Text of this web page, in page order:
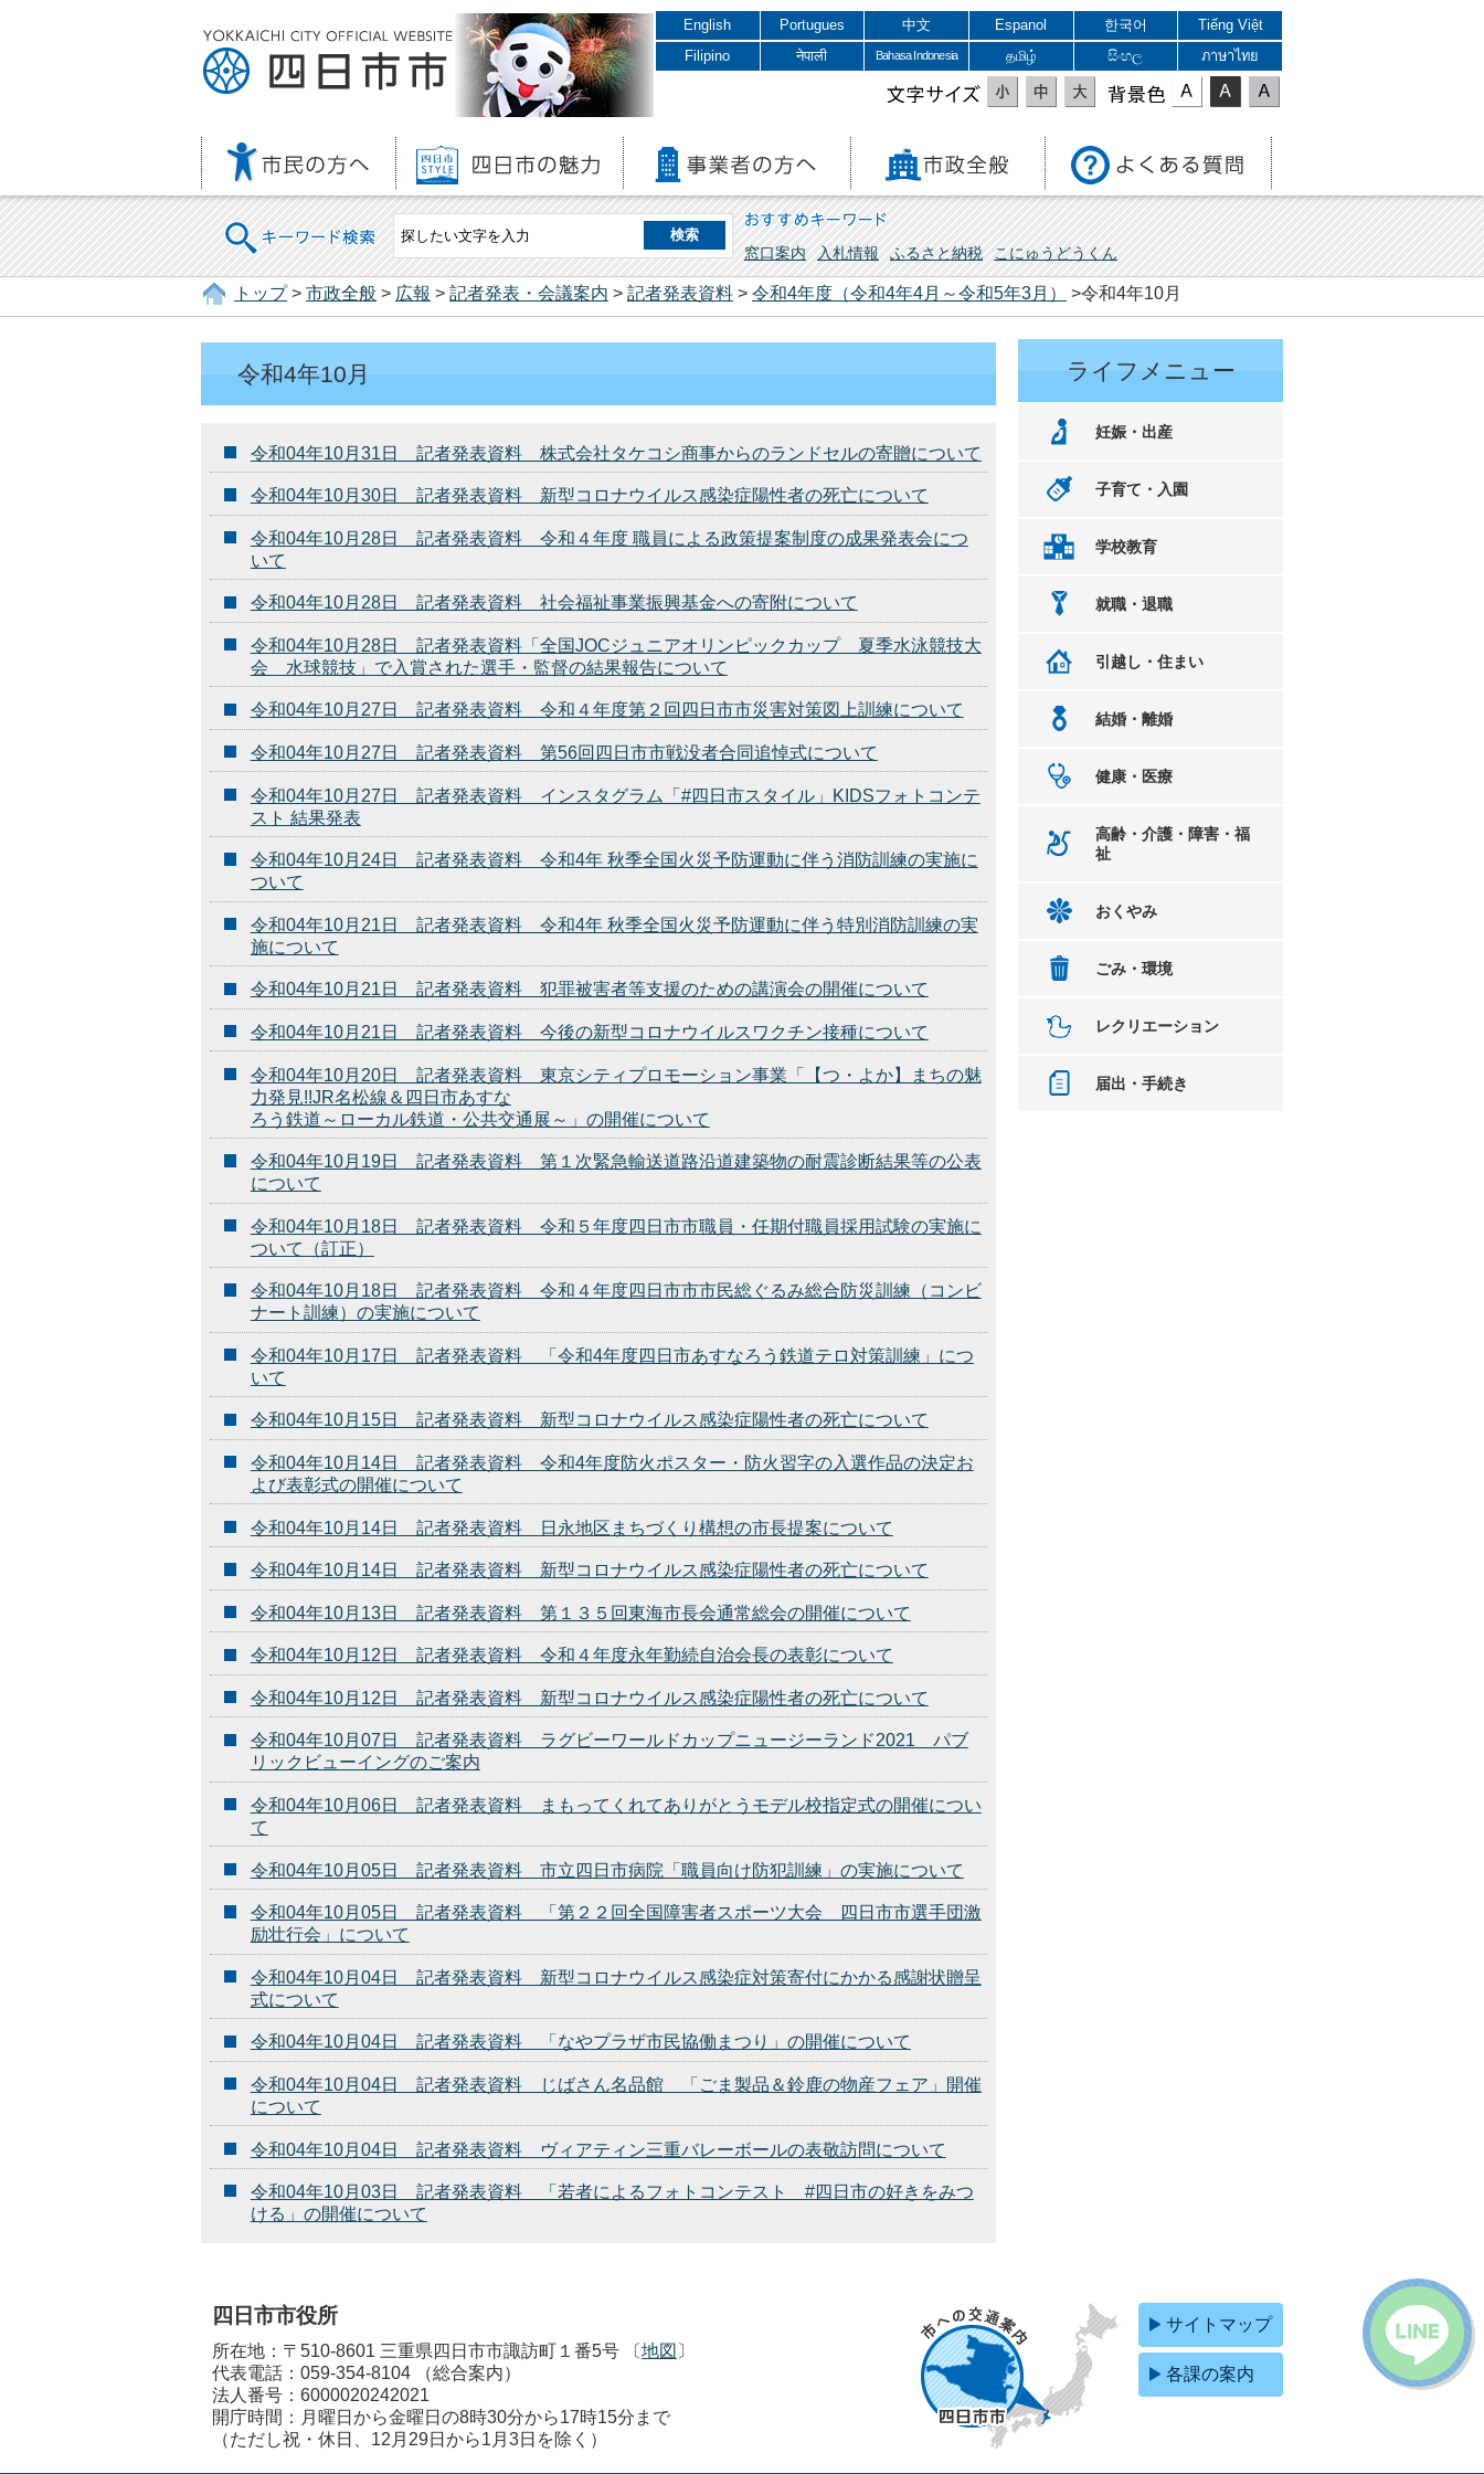
English Portugues 中文 Espanol 한국어
Tiếng Việt
Filipino
नेपाली Bahasa Indonesia தமிழ் සිංහල ภาษาไทย
文字サイズ 表示色
キーワード検索 おすすめキーワード
窓口案内 入札情報 ふるさと納税 こにゅうどうくん
トップ> 市政全般 > 広報 > 記者発表・会議案内 > 記者発表資料 > 令和4年度（令和4年4月～令和5年3月） >令和4年10月
令和4年10月
令和04年10月31日 記者発表資料 株式会社タケコシ商事からのランドセルの寄贈について
令和04年10月30日 記者発表資料 新型コロナウイルス感染症陽性者の死亡について
令和04年10月28日 記者発表資料 令和４年度 職員による政策提案制度の成果発表会につ
いて
令和04年10月28日 記者発表資料 社会福祉事業振興基金への寄附について
令和04年10月28日 記者発表資料「全国JOCジュニアオリンピックカップ 夏季水泳競技大
会 水球競技」で入賞された選手・監督の結果報告について
令和04年10月27日 記者発表資料 令和４年度第２回四日市市災害対策図上訓練について
令和04年10月27日 記者発表資料 第56回四日市市戦没者合同追悼式について
令和04年10月27日 記者発表資料 インスタグラム「#四日市スタイル」KIDSフォトコンテ
スト 結果発表
令和04年10月24日 記者発表資料 令和4年 秋季全国火災予防運動に伴う消防訓練の実施に
ついて
令和04年10月21日 記者発表資料 令和4年 秋季全国火災予防運動に伴う特別消防訓練の実
施について
令和04年10月21日 記者発表資料 犯罪被害者等支援のための講演会の開催について
令和04年10月21日 記者発表資料 今後の新型コロナウイルスワクチン接種について
令和04年10月20日 記者発表資料 東京シティプロモーション事業「【つ・よか】まちの魅
力発見!!JR名松線＆四日市あすな
ろう鉄道～ローカル鉄道・公共交通展～」の開催について
令和04年10月19日 記者発表資料 第１次緊急輸送道路沿道建築物の耐震診断結果等の公表
について
令和04年10月18日 記者発表資料 令和５年度四日市市職員・任期付職員採用試験の実施に
ついて（訂正）
令和04年10月18日 記者発表資料 令和４年度四日市市市民総ぐるみ総合防災訓練（コンビ
ナート訓練）の実施について
令和04年10月17日 記者発表資料 「令和4年度四日市あすなろう鉄道テロ対策訓練」につ
いて
令和04年10月15日 記者発表資料 新型コロナウイルス感染症陽性者の死亡について
令和04年10月14日 記者発表資料 令和4年度防火ポスター・防火習字の入選作品の決定お
よび表彰式の開催について
令和04年10月14日 記者発表資料 日永地区まちづくり構想の市長提案について
令和04年10月14日 記者発表資料 新型コロナウイルス感染症陽性者の死亡について
令和04年10月13日 記者発表資料 第１３５回東海市長会通常総会の開催について
令和04年10月12日 記者発表資料 令和４年度永年勤続自治会長の表彰について
令和04年10月12日 記者発表資料 新型コロナウイルス感染症陽性者の死亡について
令和04年10月07日 記者発表資料 ラグビーワールドカップニュージーランド2021 パブ
リックビューイングのご案内
令和04年10月06日 記者発表資料 まもってくれてありがとうモデル校指定式の開催につい
て
令和04年10月05日 記者発表資料 市立四日市病院「職員向け防犯訓練」の実施について
令和04年10月05日 記者発表資料 「第２２回全国障害者スポーツ大会 四日市市選手団激
励壮行会」について
令和04年10月04日 記者発表資料 新型コロナウイルス感染症対策寄付にかかる感謝状贈呈
式について
令和04年10月04日 記者発表資料 「なやプラザ市民協働まつり」の開催について
令和04年10月04日 記者発表資料 じばさん名品館 「ごま製品＆鈴鹿の物産フェア」開催
について
令和04年10月04日 記者発表資料 ヴィアティン三重バレーボールの表敬訪問について
令和04年10月03日 記者発表資料 「若者によるフォトコンテスト #四日市の好きをみつ
ける」の開催について
ライフメニュー
妊娠・出産
子育て・入園
学校教育
就職・退職
引越し・住まい
結婚・離婚
健康・医療
高齢・介護・障害・福
祉
おくやみ
ごみ・環境
レクリエーション
届出・手続き
四日市市役所
所在地：〒510-8601 三重県四日市市諏訪町１番5号 〔地図 〕
代表電話： 059-354-8104
（総合案内）
法人番号：6000020242021
開庁時間：月曜日から金曜日の8時30分から17時15分まで
（ただし祝・休日、12月29日から1月3日を除く）
サイトマップ
各課の案内